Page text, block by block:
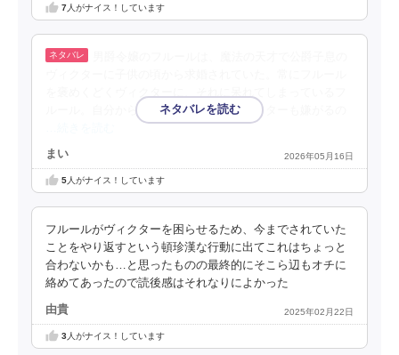
7人がナイス！しています
ルール。自分から積極的になったらヴィクターも嫌がるの
まい 2026年05月16日
5人がナイス！しています
フルールがヴィクターを困らせるため、今までされていた
ことをやり返すという頓珍漢な行動に出てこれはちょっと
合わないかも…と思ったものの最終的にそこら辺もオチに
絡めてあったので読後感はそれなりによかった
由貴 2025年02月22日
3人がナイス！しています